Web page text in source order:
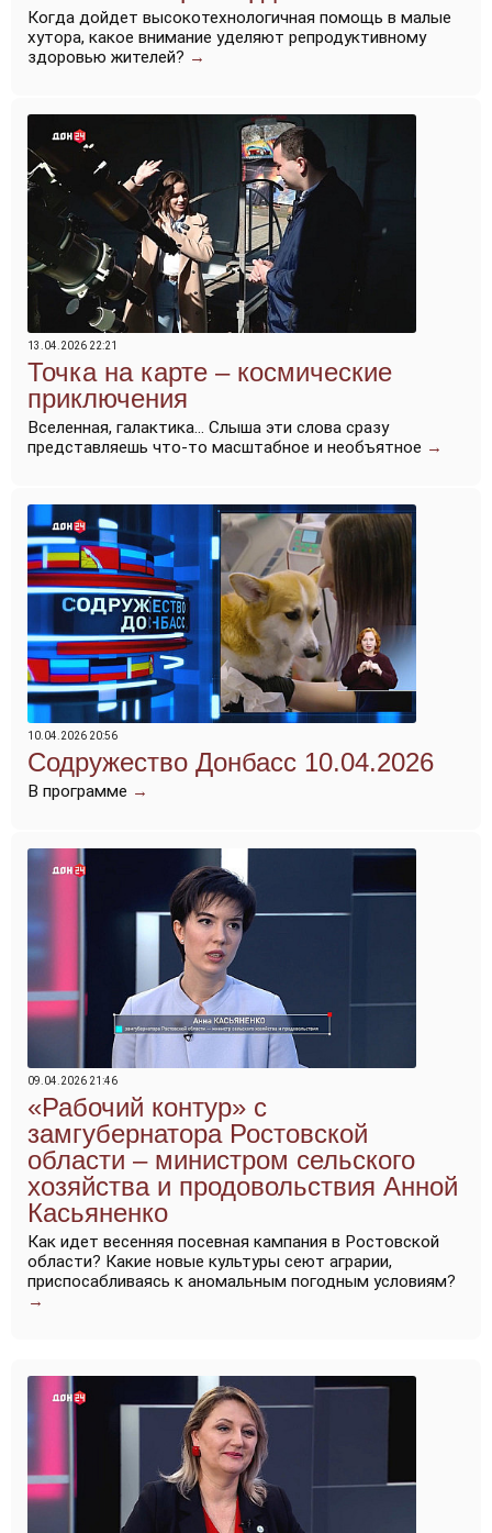
Когда дойдет высокотехнологичная помощь в малые
хутора, какое внимание уделяют репродуктивному
здоровью жителей? →
13.04.2026 22:21
Точка на карте – космические
приключения
Вселенная, галактика... Слыша эти слова сразу
представляешь что-то масштабное и необъятное →
10.04.2026 20:56
Содружество Донбасс 10.04.2026
В программе →
09.04.2026 21:46
«Рабочий контур» с
замгубернатора Ростовской
области – министром сельского
хозяйства и продовольствия Анной
Касьяненко
Как идет весенняя посевная кампания в Ростовской
области? Какие новые культуры сеют аграрии,
приспосабливаясь к аномальным погодным условиям?
→